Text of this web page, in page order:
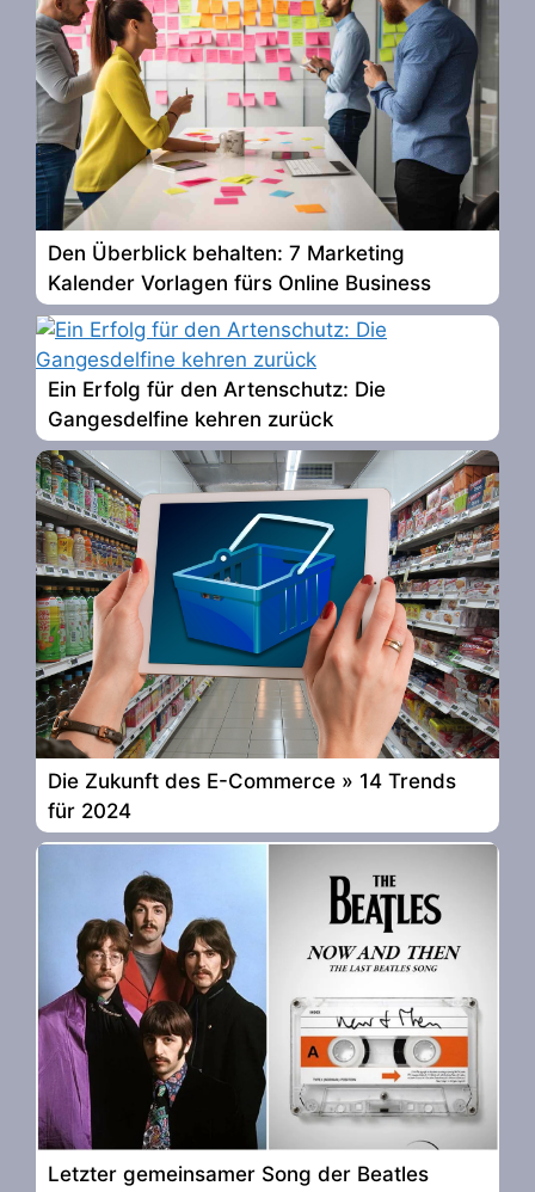
Den Überblick behalten: 7 Marketing
Kalender Vorlagen fürs Online Business
Ein Erfolg für den Artenschutz: Die
Gangesdelfine kehren zurück
Die Zukunft des E-Commerce » 14 Trends
für 2024
Letzter gemeinsamer Song der Beatles